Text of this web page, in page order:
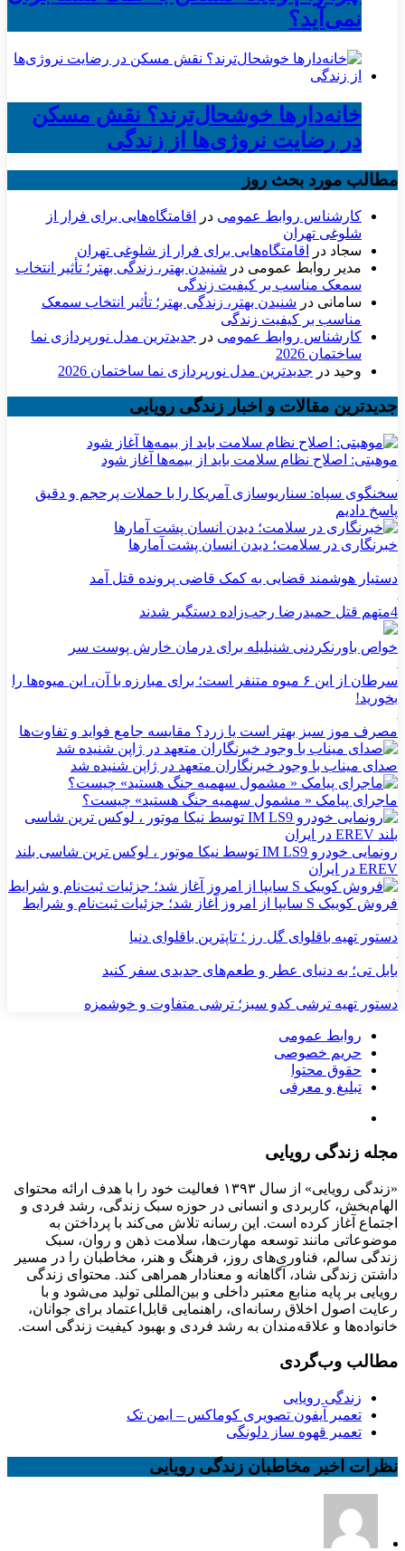
نمی‌آید؟
خانه‌دارها خوشحال‌ترند؟ نقش مسکن
در رضایت نروژی‌ها از زندگی
مطالب مورد بحث روز
کارشناس روابط عمومی در
اقامتگاه‌هایی برای فرار از
شلوغی تهران
سجاد در
اقامتگاه‌هایی برای فرار از شلوغی تهران
مدیر روابط عمومی در شنیدن بهتر، زندگی بهتر؛ تأثیر انتخاب
سمعک مناسب بر کیفیت زندگی
سامانی در شنیدن بهتر، زندگی بهتر؛ تأثیر انتخاب سمعک
مناسب بر کیفیت زندگی
کارشناس روابط عمومی در جدیدترین مدل نورپردازی نما
ساختمان 2026
وحید در جدیدترین مدل نورپردازی نما ساختمان 2026
جدیدترین مقالات و اخبار زندگی رویایی
موهبتی: اصلاح نظام سلامت باید از بیمه‌ها آغاز شود
سخنگوی سپاه: سناریوسازی آمریکا را با حملات پرحجم‌‌ و دقیق‌
پاسخ دادیم
خبرنگاری در سلامت؛ دیدن انسان پشت آمارها
دستیار هوشمند قضایی به کمک قاضی پرونده قتل آمد
4متهم قتل حمیدرضا رجب‌زاده دستگیر شدند
خواص باورنکردنی شنبلیله برای درمان خارش پوست سر
سرطان از این ۶ میوه متنفر است؛ برای مبارزه با آن، این میوه‌ها را
بخورید!
مصرف موز سبز بهتر است یا زرد؟ مقایسه جامع فواید و تفاوت‌ها
صدای میناب با وجود خبرنگاران متعهد در ژاپن شنیده شد
ماجرای پیامک « مشمول سهمیه جنگ هستید» چیست؟
رونمایی خودرو IM LS9 توسط نیکا موتور ، لوکس ترین شاسی بلند
EREV در ایران
فروش کوییک S سایپا از امروز آغاز شد؛ جزئیات ثبت‌نام و شرایط
دستور تهیه باقلوای گل رز ؛ تاپترین باقلوای دنیا
بابل تی؛ به دنیای عطر و طعم‌های جدیدی سفر کنید
دستور تهیه ترشی کدو سبز؛ ترشی متفاوت و خوشمزه
روابط عمومی
حریم خصوصی
حقوق محتوا
تبلیغ و معرفی
مجله زندگی رویایی
«زندگی رویایی» از سال ۱۳۹۳ فعالیت خود را با هدف ارائه محتوای
الهام‌بخش، کاربردی و انسانی در حوزه سبک زندگی، رشد فردی و
اجتماع آغاز کرده است. این رسانه تلاش می‌کند با پرداختن به
موضوعاتی مانند توسعه مهارت‌ها، سلامت ذهن و روان، سبک
زندگی سالم، فناوری‌های روز، فرهنگ و هنر، مخاطبان را در مسیر
داشتن زندگی شاد، آگاهانه و معنادار همراهی کند. محتوای زندگی
رویایی بر پایه منابع معتبر داخلی و بین‌المللی تولید می‌شود و با
رعایت اصول اخلاق رسانه‌ای، راهنمایی قابل‌اعتماد برای جوانان،
خانواده‌ها و علاقه‌مندان به رشد فردی و بهبود کیفیت زندگی است.
مطالب وب‌گردی
زندگی رویایی
تعمیر آیفون تصویری کوماکس – ایمن تک
تعمیر قهوه ساز دلونگی
نظرات اخیر مخاطبان زندگی رویایی